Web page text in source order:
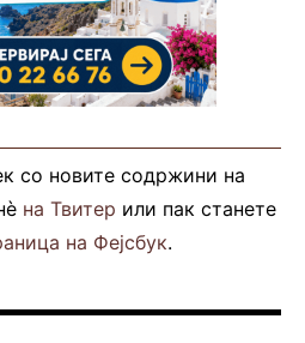
со новите содржини на
на Твитер или пак станете
на Фејсбук.